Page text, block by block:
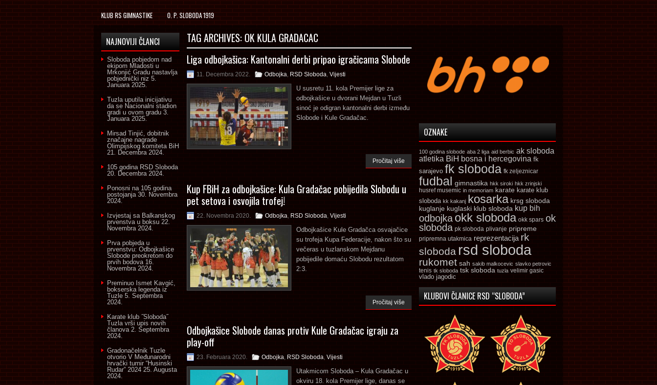
KLUB RS GIMNASTIKE O. P. SLOBODA 1919
TAG ARCHIVES: OK KULA GRADACAC
Liga odbojkašica: Kantonalni derbi pripao igračicama Slobode
11. Decembra 2022. Odbojka, RSD Sloboda, Vijesti
U susretu 11. kola Premijer lige za
odbojkašice u dvorani Mejdan u Tuzli
sinoć je odigran kantonalni derbi između
Slobode i Kule Gradačac.
Pročitaj više
Kup FBiH za odbojkašice: Kula Gradačac pobijedila Slobodu u
pet setova i osvojila trofej!
22. Novembra 2020. Odbojka, RSD Sloboda, Vijesti
Odbojkašice Kule Gradačca osvajačice
su trofeja Kupa Federacije, nakon što su
večeras u tuzlanskom Mejdanu
pobijedile domaću Slobodu rezultatom
2:3.
Pročitaj više
Odbojkašice Slobode danas protiv Kule Gradačac igraju za
play-off
23. Februara 2020. Odbojka, RSD Sloboda, Vijesti
Utakmicom Sloboda – Kula Gradačac u
okviru 18. kola Premijer lige, danas se
NAJNOVIJI ČLANCI
Sloboda pobjedom nad
ekipom Mladosti u
Mrkonjić Gradu nastavlja
pobjednički niz 5.
Januara 2025.
Tuzla uputila inicijativu
da se Nacionalni stadion
gradi u ovom gradu 3.
Januara 2025.
Mirsad Tinjić, dobitnik
značajne nagrade
Olimpijskog komiteta BiH
21. Decembra 2024.
105 godina RSD Sloboda
20. Decembra 2024.
Ponosni na 105 godina
postojanja 30. Novembra
2024.
Izvjestaj sa Balkanskog
prvenstva u boksu 22.
Novembra 2024.
Prva pobjeda u
prvenstvu: Odbojkašice
Slobode preokretom do
prvih bodova 16.
Novembra 2024.
Preminuo Ismet Kavgić,
bokserska legenda iz
Tuzle 5. Septembra
2024.
Karate klub ˝Sloboda˝
Tuzla vrši upis novih
članova 2. Septembra
2024.
Gradonačelnik Tuzle
otvorio V Međunarodni
hrvački turnir “Husinski
Rudar” 2024 25. Augusta
2024.
OZNAKE
100 godina slobode aba 2 liga aid berbic ak sloboda
atletika BiH bosna i hercegovina fk
sarajevo fk sloboda fk zeljeznicar
fudbal gimnastika hkk siroki hkk zrinjski
husref musemic in memoriam karate karate klub
sloboda kk kakanj kosarka krsg sloboda
kuglanje kuglaski klub sloboda kup bih
odbojka okk sloboda okk spars ok
sloboda pk sloboda plivanje pripreme
pripremna utakmica reprezentacija rk
sloboda rsd sloboda
rukomet sah sakib malkocevic slavko petrovic
tenis tk sloboda tsk sloboda tuzla velimir gasic
vlado jagodic
KLUBOVI ČLANICE RSD “SLOBODA”